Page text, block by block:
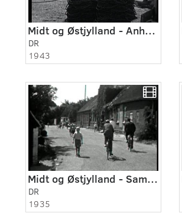
Midt og Østjylland - Anholt 1943
DR
1943
Midt og Østjylland - Samsø 1935
DR
1935